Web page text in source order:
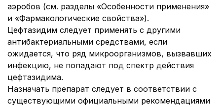
аэробов (см. разделы «Особенности применения»
и «Фармакологические свойства»).
Цефтазидим следует применять с другими
антибактериальными средствами, если
ожидается, что ряд микроорганизмов, вызвавших
инфекцию, не попадают под спектр действия
цефтазидима.
Назначать препарат следует в соответствии с
существующими официальными рекомендациями